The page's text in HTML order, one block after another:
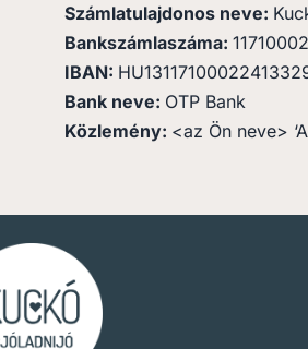
Számlatulajdonos neve:
Bankszámlaszáma:
IBAN:
Bank neve: OTP Bank
Közlemény: <az Ön neve>